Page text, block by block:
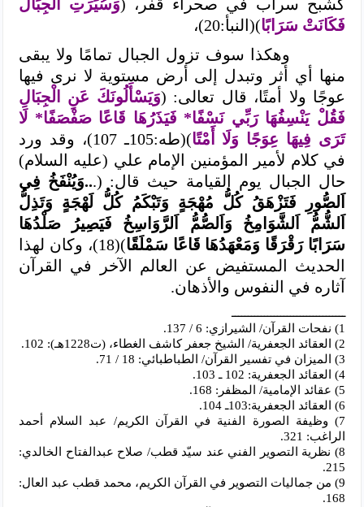
كشبح سراب في صحراء قفر، (وَسُيِّرَتِ الْجِبَالُ
فَكَانَتْ سَرَابًا)(النبأ:20)،
وهكذا سوف تزول الجبال تمامًا ولا يبقى
منها أي أثر وتبدل إلى أرض مستوية لا نرى فيها
عوجًا ولا أمتًا، قال تعالى: (وَيَسْأَلُونَكَ عَنِ الْجِبَالِ
فَقُلْ يَنْسِفُهَا رَبِّي نَسْفًا* فَيَذَرُهَا قَاعًا صَفْصَفًا* لَا
تَرَى فِيهَا عِوَجًا وَلَا أَمْتًا
)(طه:105ـ 107)، وقد ورد
في كلام لأمير المؤمنين الإمام علي (عليه السلام)
حال الجبال يوم القيامة حيث قال: (...وَيُنْفَخُ فِي
اَلصُّورِ فَتَزْهَقُ كُلُّ مُهْجَةٍ وَتَبْكَمُ كُلُّ لَهْجَةٍ وَتَذِلُّ
اَلشُّمُّ اَلشَّوَامِخُ وَاَلصُّمُّ اَلرَّوَاسِخُ فَيَصِيرُ صَلْدُهَا
سَرَابًا رَقْرَقًا وَمَعْهَدُهَا قَاعًا سَمْلَقًا
)(18)، وكان لهذا
الحديث المستفيض عن العالم الآخر في القرآن
آثاره في النفوس والأذهان.
ـــــــــــــــــــــــــــــــــــ
1) نفحات القرآن/ الشيرازي: 6 / 137.
2) العقائد الجعفرية/ الشيخ جعفر كاشف الغطاء، (ت1228هـ): 102.
3) الميزان في تفسير القرآن/ الطباطبائي: 18 / 71.
4) العقائد الجعفرية: 102 ـ 103.
5) عقائد الإمامية/ المظفر: 168.
6) العقائد الجعفرية:103ـ 104.
7) وظيفة الصورة الفنية في القرآن الكريم/ عبد السلام أحمد
الراغب: 321.
8) نظرية التصوير الفني عند سيّد قطب/ صلاح عبدالفتاح الخالدي:
215.
9) من جماليات التصوير في القرآن الكريم، محمد قطب عبد العال:
168.